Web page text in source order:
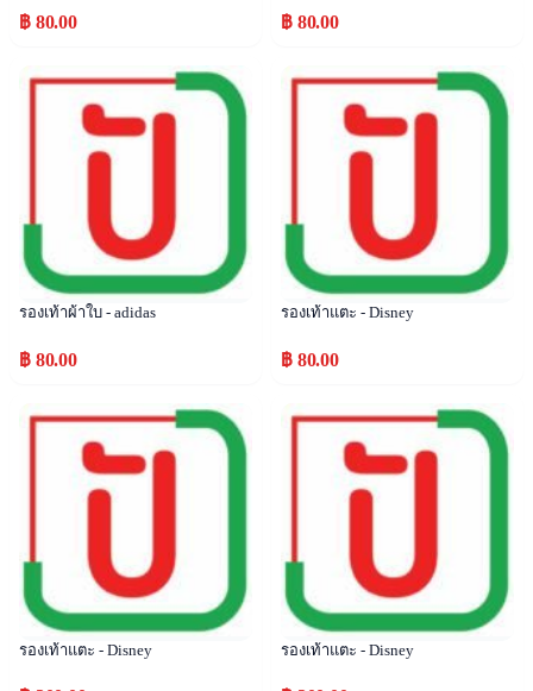
฿ 80.00 ฿ 80.00
Popular
รองเท้าผ้าใบ - adidas
฿ 80.00
Popular
รองเท้าแตะ - Disney
฿ 80.00
Popular
รองเท้าแตะ - Disney
Popular
รองเท้าแตะ - Disney